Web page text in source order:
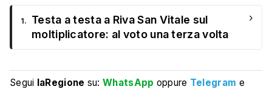
1.
Testa a testa a Riva San Vitale sul
moltiplicatore: al voto una terza volta
›
Segui laRegione su:WhatsApp oppure Telegram e